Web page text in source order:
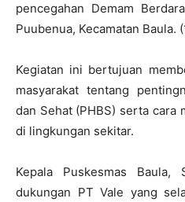
pencegahan Demam
Puubenua, Kecamatan Baula.
Kegiatan ini bertujuan
masyarakat tentang
dan Sehat (PHBS) serta cara
di lingkungan sekitar.
Kepala Puskesmas Baula,
dukungan PT Vale yang